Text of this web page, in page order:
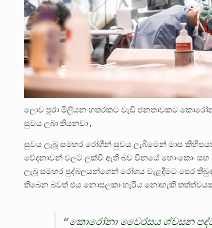
ලොව පුරා මිලියන හතරකට වැඩි ජනතාවකට
සුවය ලබා තියනවා ,
සුවය ලැබූ සමහර රෝගීන් සුවය ලැබීමෙන් මාස
වේදනාවන් වලට ලක්වී ඇති බව චීනයේ හොංකොං
ලැබූ සමහර පුද්බලයන්ගෙන් රෝගය වැළදීමට පෙර
තිබෙන බවත් එය නොසලකා හැරිය නොහැකි තත්ත්වයක්
කොරෝනා වෛරසය ශ්වසන